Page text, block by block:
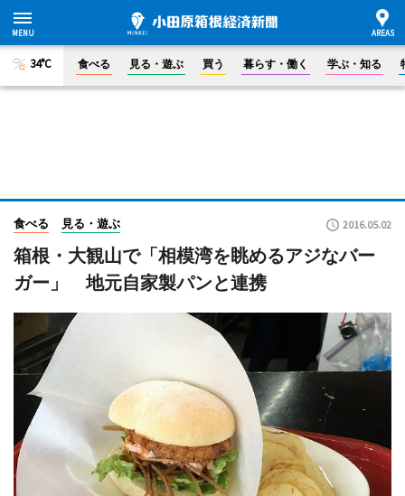
34°C 食べる 見る・遊ぶ 買う 暮らす・働く 学ぶ・知る
食べる 見る・遊ぶ 2016.05.02
箱根・大観山で「相模湾を眺めるアジなバー
ガー」 地元自家製パンと連携